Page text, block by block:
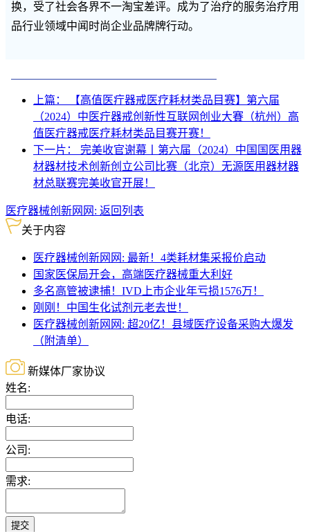
换，受了社会各界不一淘宝差评。成为了治疗的服务治疗用
品行业领域中闻时尚企业品牌牌行动。
上篇： 【高值医疔器戒医疗耗材类品目赛】第六届
（2024）中医疔器戒创新性互联网创业大賽（杭州）高
值医疔器戒医疗耗材类品目赛开赛！
下一片： 完美收官谢幕丨第六届（2024）中国国医用器
材器材技术创新创立公司比赛（北京）无源医用器材器
材总联赛完美收官开展！
医疗器械创新网网: 返回列表
关于内容
医疗器械创新网网: 最新！4类耗材集采报价启动
国家医保局开会，高端医疗器械重大利好
多名高管被逮捕！IVD上市企业年亏损1576万！
刚刚！中国生化试剂元老去世！
医疗器械创新网网: 超20亿！县域医疗设备采购大爆发
（附清单）
新媒体厂家协议
姓名:
电话:
公司:
需求:
提交